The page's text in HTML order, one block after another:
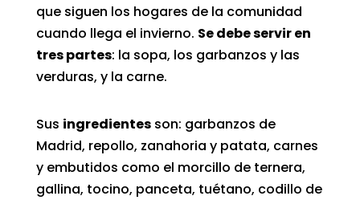
que siguen los hogares de la comunidad
cuando llega el invierno. Se debe servir en
tres partes: la sopa, los garbanzos y las
verduras, y la carne.
Sus ingredientesson: garbanzos de
Madrid, repollo, zanahoria y patata, carnes
y embutidos como el morcillo de ternera,
gallina, tocino, panceta, tuétano, codillo de